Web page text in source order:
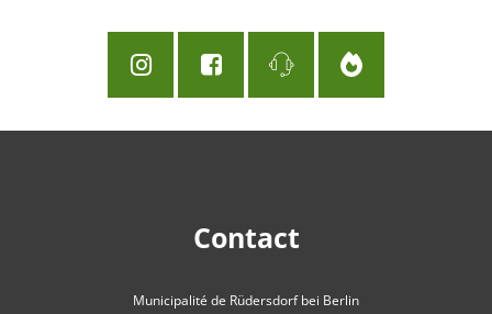
Contact
Municipalité de Rüdersdorf bei Berlin